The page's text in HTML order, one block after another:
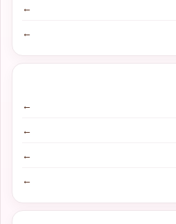
←
←
←
←
←
←